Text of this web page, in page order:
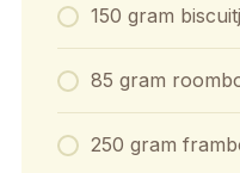
150 gram
85 gram
250 gram